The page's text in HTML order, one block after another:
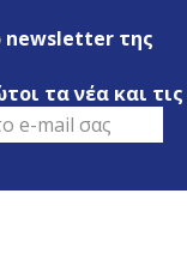
newsletter της
τα νέα και τις